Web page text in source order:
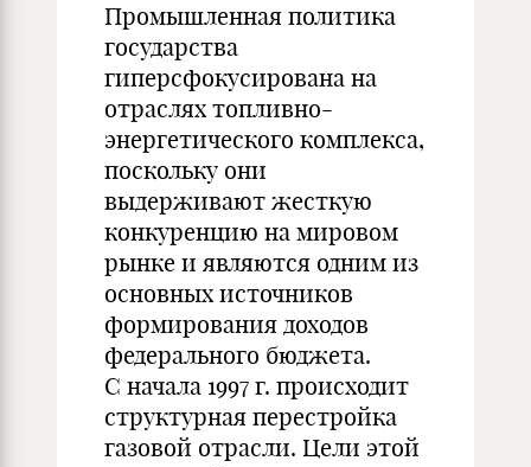
Промышленная политика
государства
гиперсфокусирована на
отраслях топливно-
энергетического комплекса,
поскольку они
выдерживают жесткую
конкуренцию на мировом
рынке и являются одним из
основных источников
формирования доходов
федерального бюджета.
С начала 1997 г. происходит
структурная перестройка
газовой отрасли. Цели этой